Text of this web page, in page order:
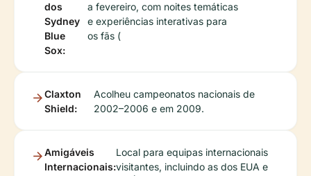
dos
Sydney
Blue
Sox:
a fevereiro, com noites temáticas
e experiências interativas para
os fãs (
Claxton
Shield:
Acolheu campeonatos nacionais de
2002–2006 e em 2009.
Amigáveis
Internacionais:
Local para equipas internacionais
visitantes, incluindo as dos EUA e